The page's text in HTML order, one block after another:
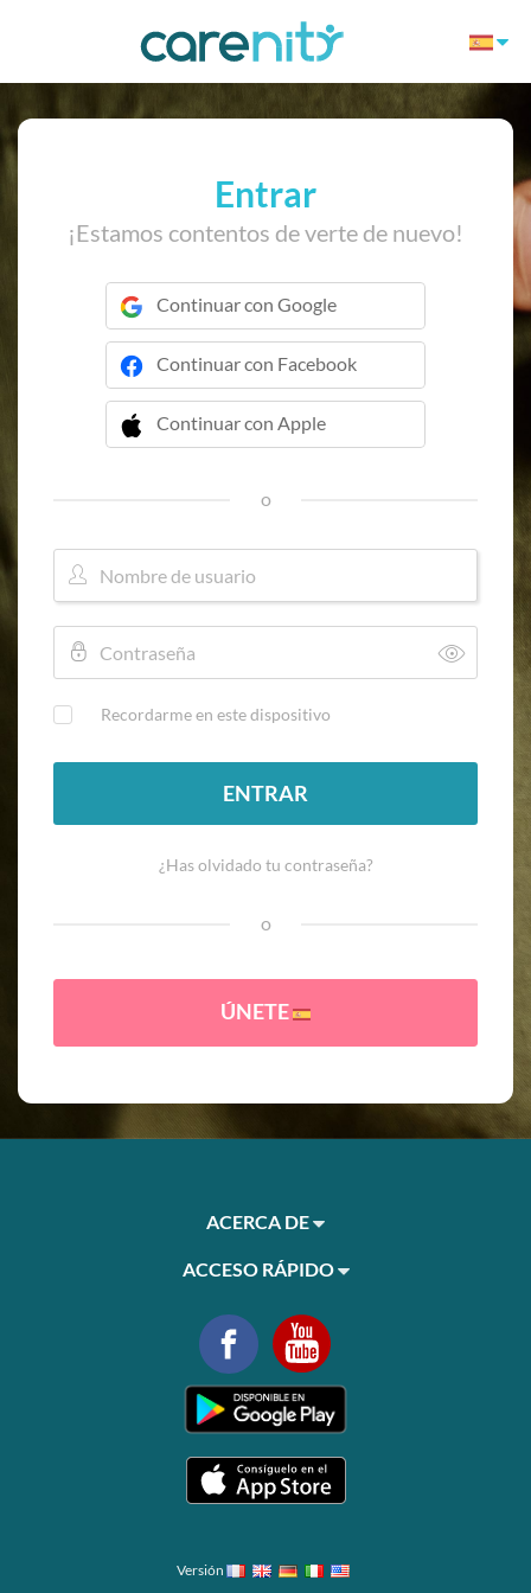
Entrar
¡Estamos contentos de verte de nuevo!
Continuar con Google
Continuar con Facebook
Continuar con Apple
 Continuar con Apple
o
Recordarme en este dispositivo
ENTRAR
¿Has olvidado tu contraseña?
o
ÚNETE
ACERCA DE
ACCESO RÁPIDO
Versión